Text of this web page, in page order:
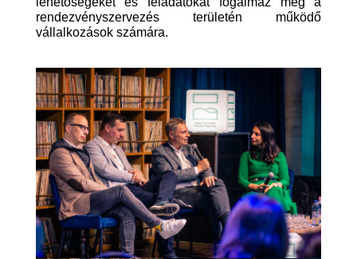
rendezvényszervezés területén működő
vállalkozások számára.